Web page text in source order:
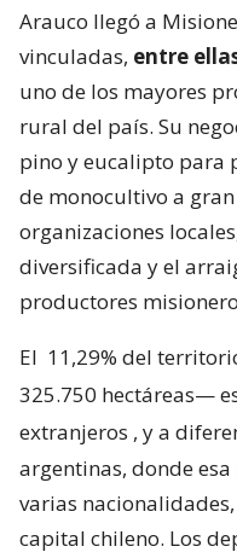
Arauco llegó a
vinculadas, entre
uno de los mayores
rural del país. Su
pino y eucalipto para
de monocultivo a
organizaciones
diversificada y el
productores
El 11,29% del
325.750 hectáreas—
extranjeros , y a
argentinas, donde
varias
capital chileno. Los